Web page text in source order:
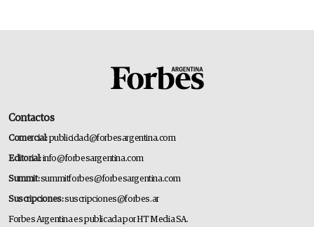
Contactos
Comercial:publicidad@forbesargentina.com
Editorial:info@forbesargentina.com
Summit:summitforbes@forbesargentina.com
Suscripciones:suscripciones@forbes.ar
Forbes Argentina es publicada por HT Media SA.